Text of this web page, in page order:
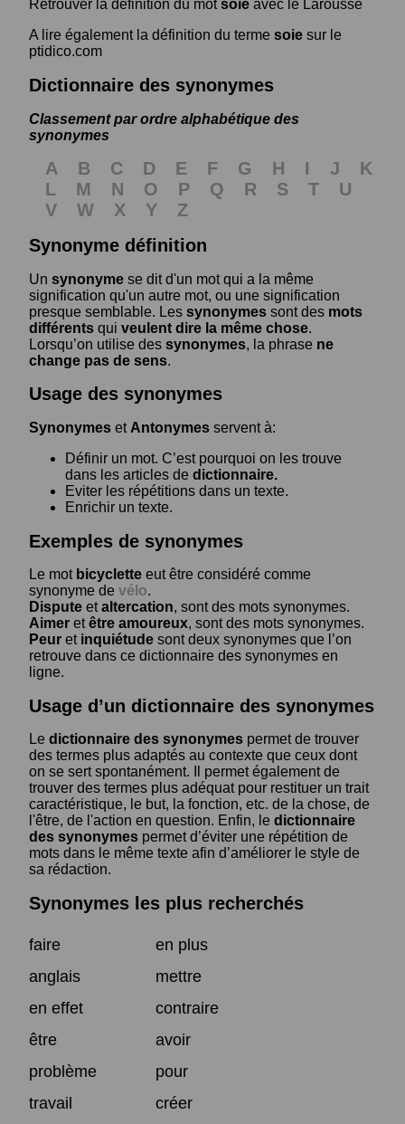
Retrouver la définition du motsoie avec le Larousse
A lire également la définition du terme soie sur le
ptidico.com
Dictionnaire des synonymes
Classement par ordre alphabétique des
synonymes
A B C D E F G H I J
K
L
M N O P Q R S T
U
V
W X Y
Z
Synonyme définition
Un synonyme se dit d'un mot qui a la même
signification qu'un autre mot, ou une signification
presque semblable. Les synonymes sont des mots
différents qui veulent dire la même chose.
Lorsqu’on utilise des synonymes, la phrase ne
change pas de sens.
Usage des synonymes
Synonymes et Antonymes servent à:
Définir un mot. C’est pourquoi on les trouve
dans les articles de dictionnaire.
Eviter les répétitions dans un texte.
Enrichir un texte.
Exemples de synonymes
Le mot bicyclette eut être considéré comme
synonyme de vélo.
Dispute etaltercation, sont des mots synonymes.
Aimer etêtre amoureux, sont des mots synonymes.
Peur et inquiétude sont deux synonymes que l’on
retrouve dans ce dictionnaire des synonymes en
ligne.
Usage d’un dictionnaire des synonymes
Le dictionnaire des synonymes permet de trouver
des termes plus adaptés au contexte que ceux dont
on se sert spontanément. Il permet également de
trouver des termes plus adéquat pour restituer un trait
caractéristique, le but, la fonction, etc. de la chose, de
l'être, de l'action en question. Enfin, le dictionnaire
des synonymes permet d’éviter une répétition de
mots dans le même texte afin d’améliorer le style de
sa rédaction.
Synonymes les plus recherchés
faire
en plus
anglais
mettre
en effet
contraire
être
avoir
problème
pour
travail
créer